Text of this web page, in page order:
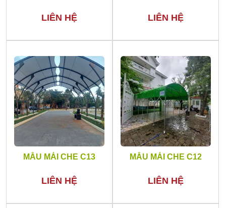
LIÊN HỆ LIÊN HỆ
MẪU MÁI CHE C13
LIÊN HỆ
MẪU MÁI CHE C12
LIÊN HỆ